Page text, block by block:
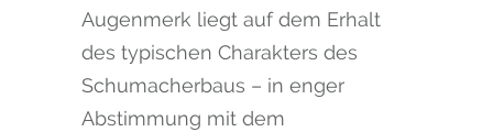
Augenmerk liegt auf dem Erhalt
des typischen Charakters des
Schumacherbaus – in enger
Abstimmung mit dem